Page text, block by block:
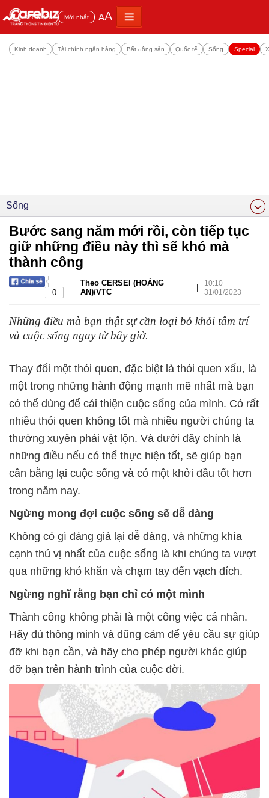
Đọc nhiều Mới nhất AA
Kinh doanh Tài chính ngân hàng Bất động sản Quốc tế Sống Special
Sống
Bước sang năm mới rồi, còn tiếp tục
giữ những điều này thì sẽ khó mà
thành công
0
|
Theo CERSEI (HOÀNG
AN)/VTC
|
10:10
31/01/2023
Những điều mà bạn thật sự cần loại bỏ khỏi tâm trí
và cuộc sống ngay từ bây giờ.
Thay đổi một thói quen, đặc biệt là thói quen xấu, là
một trong những hành động mạnh mẽ nhất mà bạn
có thể dùng để cải thiện cuộc sống của mình. Có rất
nhiều thói quen không tốt mà nhiều người chúng ta
thường xuyên phải vật lộn. Và dưới đây chính là
những điều nếu có thể thực hiện tốt, sẽ giúp bạn
cân bằng lại cuộc sống và có một khởi đầu tốt hơn
trong năm nay.
Ngừng mong đợi cuộc sống sẽ dễ dàng
Không có gì đáng giá lại dễ dàng, và những khía
cạnh thú vị nhất của cuộc sống là khi chúng ta vượt
qua những khó khăn và chạm tay đến vạch đích.
Ngừng nghĩ rằng bạn chỉ có một mình
Thành công không phải là một công việc cá nhân.
Hãy đủ thông minh và dũng cảm để yêu cầu sự giúp
đỡ khi bạn cần, và hãy cho phép người khác giúp
đỡ bạn trên hành trình của cuộc đời.